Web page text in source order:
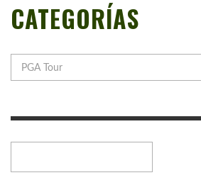
CATEGORÍAS